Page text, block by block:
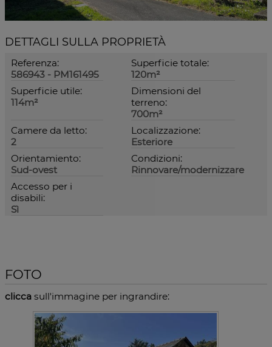
DETTAGLI SULLA PROPRIETÀ
Referenza:
586943 - PM161495
Superficie totale:
120m²
Superficie utile:
114m²
Dimensioni del
terreno:
700m²
Camere da letto:
2
Localizzazione:
Esteriore
Orientamiento:
Sud-ovest
Condizioni:
Rinnovare/modernizzare
Accesso per i
disabili:
Sì
FOTO
clicca sull'immagine per ingrandire: